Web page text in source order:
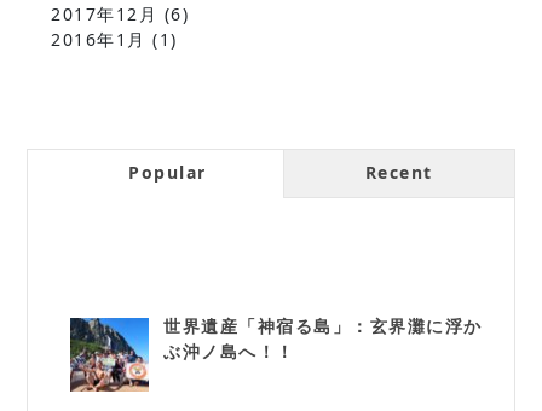
2017年12月 (6)
2016年1月 (1)
Popular Recent
世界遺産「神宿る島」：玄界灘に浮か
ぶ沖ノ島へ！！